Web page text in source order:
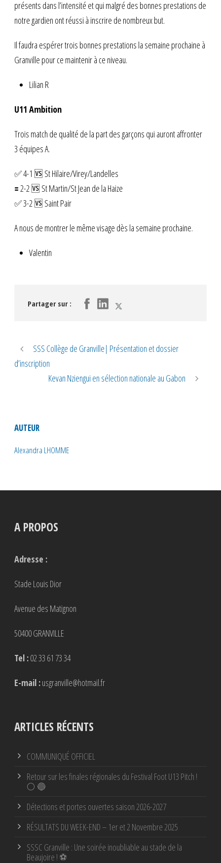
présents dans l’intensité et qui malgré des bonnes prestations de
notre gardien ont réussi à inscrire de nombreux but.
Il faudra espérer trois bonnes prestations la semaine prochaine à
Granville pour ce maintenir à ce niveau.
Lilian R
U11 Ambition
Trois match de qualité de la part des garçons qui auront affronter
3 équipes A.
✅ 4-1 🆚 St Hilaire/Virey/Landelles
🟰 2-2 🆚 St Martin/St Jean de la Haize
✅ 3-2 🆚 Saint Pair
A nous de montrer le même visage dès la semaine prochaine.
Valentin
Partager sur :
SSS Collège de Granville| Présentation et dossier
d’inscription
Kevan Nziengui en sélection nationale au Gabon
AUTEUR
Alexandra LHOMME
A PROPOS
Adresse :
Stade Louis Dior
Avenue des Matignon
50400 GRANVILLE
Tel :02 33 61 73 34
E-mail :usgranville@hotmail.fr
ARTICLES RÉCENTS
COMMUNIQUÉ OFFICIEL
Retour sur les finales régionales du Festival Foot U13 Pitch !
⚪ 🔵
Détections et portes ouvertes saison 2026-2027
RÉSULTATS DU WEEK-END – 1er et 2 Novembre 2025
SSSC Granville : Une soirée inoubliable au stade de la
Beaujoire ! ⚽